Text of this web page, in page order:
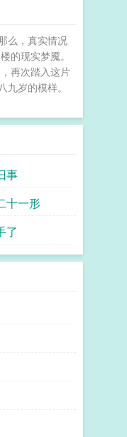
么，真实情况
的现实梦魇。
再次踏入这片
岁的模样。
事
十一形
了